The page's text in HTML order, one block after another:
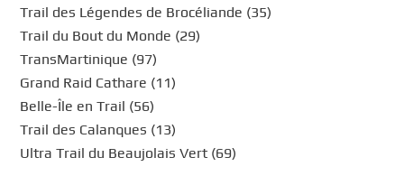
Trail des Légendes de Brocéliande (35)
Trail du Bout du Monde (29)
TransMartinique (97)
Grand Raid Cathare (11)
Belle-Île en Trail (56)
Trail des Calanques (13)
Ultra Trail du Beaujolais Vert (69)